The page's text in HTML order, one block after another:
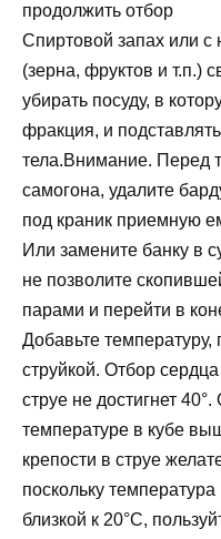
продолжить отбор
Спиртовой запах или с
(зерна, фруктов и т.п.)
убирать посуду, в
фракция, и
тела.Внимание. Перед
самогона, удалите
под краник приемную
Или замените банку в
не позволите
парами и перейти в
Добавьте температуру,
струйкой. Отбор
струе не достигнет
температуре в кубе
крепости в струе
поскольку
близкой к 20°С,